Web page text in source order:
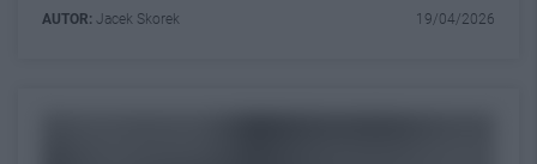
AUTOR: Jacek Skorek 19/04/2026